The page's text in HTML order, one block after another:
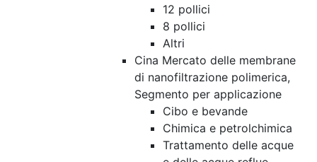
12 pollici
8 pollici
Altri
Cina Mercato delle membrane
di nanofiltrazione polimerica,
Segmento per applicazione
Cibo e bevande
Chimica e petrolchimica
Trattamento delle acque